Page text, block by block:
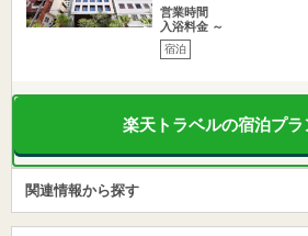
営業時間
入浴料金 ～
宿泊
楽天トラベルの宿泊プラ
関連情報から探す